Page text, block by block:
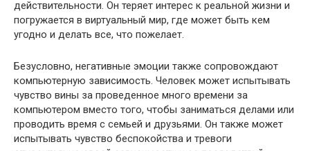
действительности. Он теряет интерес к реальной жизни и
погружается в виртуальный мир, где может быть кем
угодно и делать все, что пожелает.
Безусловно, негативные эмоции также сопровождают
компьютерную зависимость. Человек может испытывать
чувство вины за проведенное много времени за
компьютером вместо того, чтобы заниматься делами или
проводить время с семьей и друзьями. Он также может
испытывать чувство беспокойства и тревоги